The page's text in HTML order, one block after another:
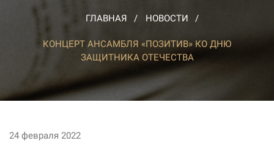
ГЛАВНАЯ НОВОСТИ
КОНЦЕРТ АНСАМБЛЯ «ПОЗИТИВ» КО ДНЮ
ЗАЩИТНИКА ОТЕЧЕСТВА
24 февраля 2022